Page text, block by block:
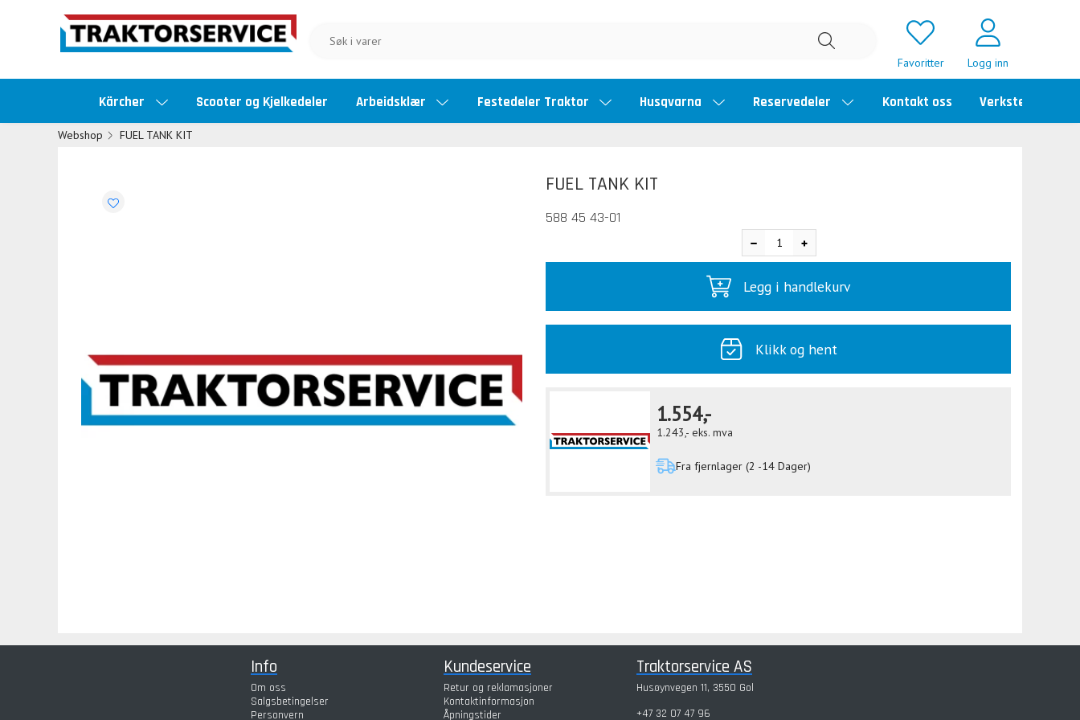
Favoritter Logg inn
Kärcher Scooter og Kjelkedeler Arbeidsklær Festedeler Traktor Husqvarna Reservedeler Kontakt oss Verkstedtime
Webshop FUEL TANK KIT
FUEL TANK KIT
588 45 43-01
Legg i handlekurv
Klikk og hent
1.554,-
1.243,- eks. mva
Fra fjernlager (2 -14 Dager)
Info
Om oss
Salgsbetingelser
Personvern
Kundeservice
Retur og reklamasjoner
Kontaktinformasjon
Åpningstider
Traktorservice AS
Husøynvegen 11, 3550 Gol
+47 32 07 47 96